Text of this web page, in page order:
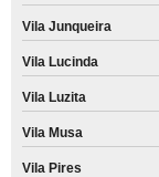
Vila Junqueira
Vila Lucinda
Vila Luzita
Vila Musa
Vila Pires